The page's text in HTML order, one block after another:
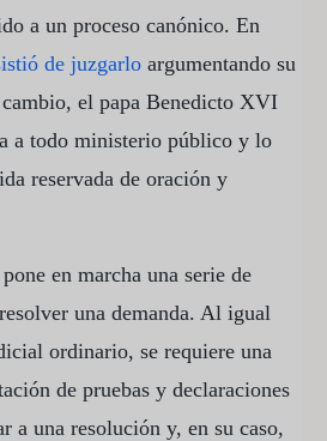
a un proceso canónico. En
de juzgarlo argumentando su
cambio, el papa Benedicto XVI
a todo ministerio público y lo
reservada de oración y
en marcha una serie de
una demanda. Al igual
ordinario, se requiere una
de pruebas y declaraciones
a una resolución y, en su caso,